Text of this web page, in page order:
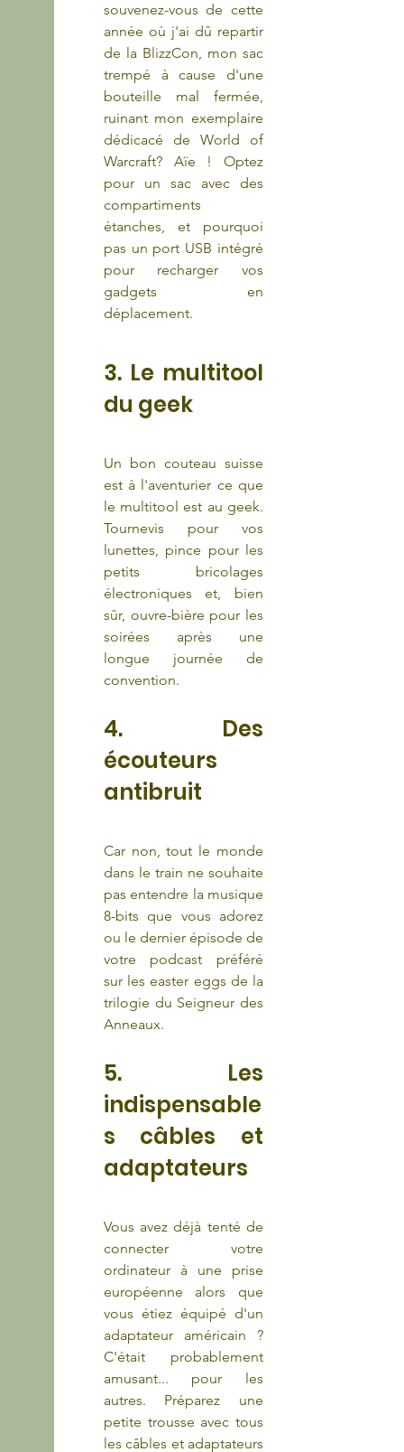
souvenez-vous de cette
année où j'ai dû repartir
de la BlizzCon, mon sac
trempé à cause d'une
bouteille mal fermée,
ruinant mon exemplaire
dédicacé de World of
Warcraft? Aïe ! Optez
pour un sac avec des
compartiments
étanches, et pourquoi
pas un port USB intégré
pour recharger vos
gadgets en
déplacement.
3. Le multitool
du geek
Un bon couteau suisse
est à l'aventurier ce que
le multitool est au geek.
Tournevis pour vos
lunettes, pince pour les
petits bricolages
électroniques et, bien
sûr, ouvre-bière pour les
soirées après une
longue journée de
convention.
4. Des
écouteurs
antibruit
Car non, tout le monde
dans le train ne souhaite
pas entendre la musique
8-bits que vous adorez
ou le dernier épisode de
votre podcast préféré
sur les easter eggs de la
trilogie du Seigneur des
Anneaux.
5. Les
indispensable
s câbles et
adaptateurs
Vous avez déjà tenté de
connecter votre
ordinateur à une prise
européenne alors que
vous étiez équipé d'un
adaptateur américain ?
C'était probablement
amusant... pour les
autres. Préparez une
petite trousse avec tous
les câbles et adaptateurs